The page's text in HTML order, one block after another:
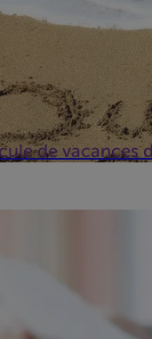
de vacances
des impôts